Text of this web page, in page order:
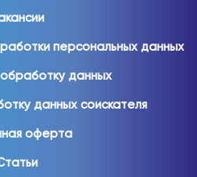
персональных данных
данных
данных соискателя
оферта